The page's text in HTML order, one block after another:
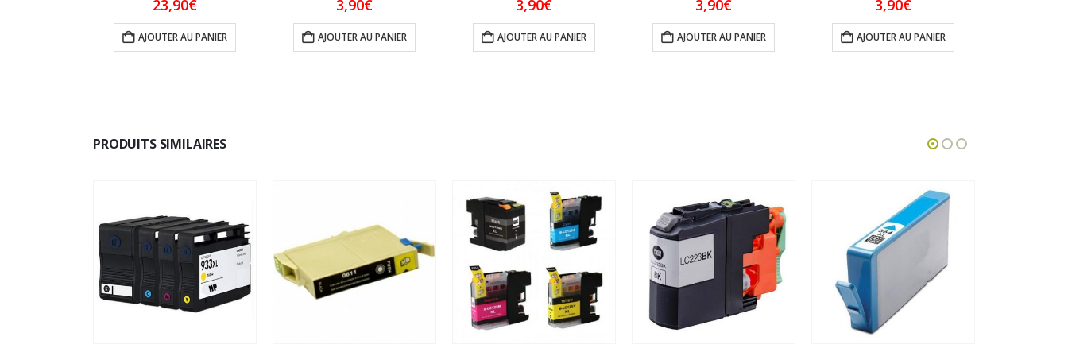
23,90€
AJOUTER AU PANIER
3,90€
AJOUTER AU PANIER
3,90€
AJOUTER AU PANIER
3,90€
AJOUTER AU PANIER
3,90€
AJOUTER AU PANIER
PRODUITS SIMILAIRES